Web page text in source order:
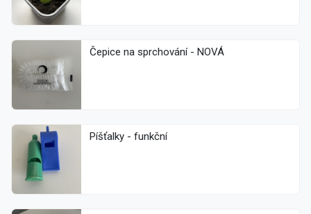
Čepice na sprchování - NOVÁ
Píšťalky - funkční